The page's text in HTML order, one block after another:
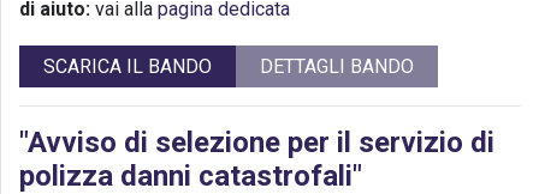
di aiuto: vai alla pagina dedicata
SCARICA IL BANDO DETTAGLI BANDO
"Avviso di selezione per il servizio di
polizza danni catastrofali"